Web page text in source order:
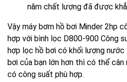
năm chất lượng đã được
Vậy máy bơm hồ bơi Minder 2hp
hợp với bình lọc D800-900 Công
hợp lọc hồ bơi có khối lượng
bơi của bạn lớn hơn thì có thể cân
có công suất phù hợp.